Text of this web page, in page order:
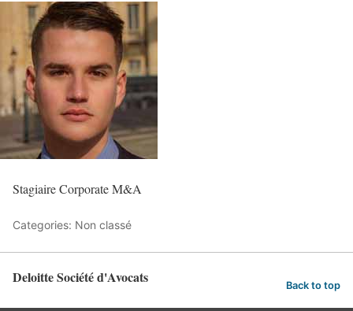
Stagiaire Corporate M&A
Categories: Non classé
Deloitte Société d'Avocats Back to top